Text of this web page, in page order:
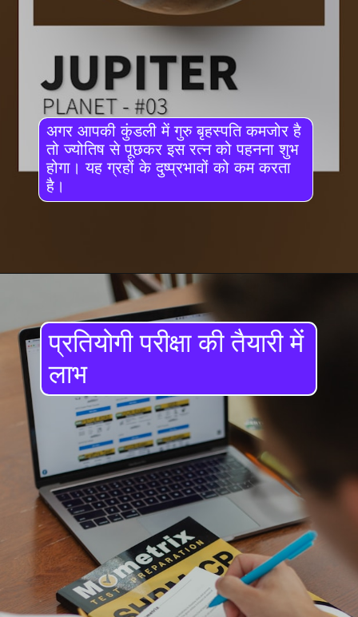
अगर आपकी कुंडली में गुरु बृहस्पति कमजोर है
तो ज्योतिष से पूछकर इस रत्न को पहनना शुभ
होगा। यह ग्रहों के दुष्प्रभावों को कम करता
है।
प्रतियोगी परीक्षा की तैयारी में
लाभ